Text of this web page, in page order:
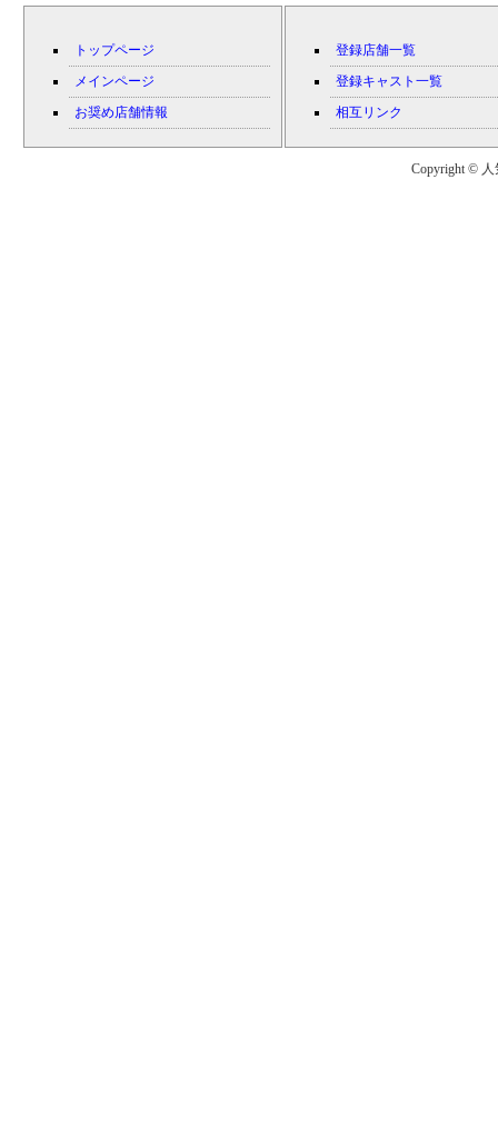
トップページ
メインページ
お奨め店舗情報
登録店舗一覧
登録キャスト一覧
相互リンク
Copyright © 人